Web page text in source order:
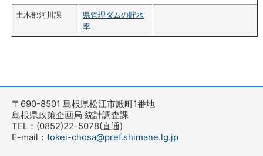
土木部河川課
県管理ダムの貯水
率
〒690-8501 島根県松江市殿町1番地
島根県政策企画局 統計調査課
TEL：(0852)22-5078(直通)
E-mail： tokei-chosa@pref.shimane.lg.jp